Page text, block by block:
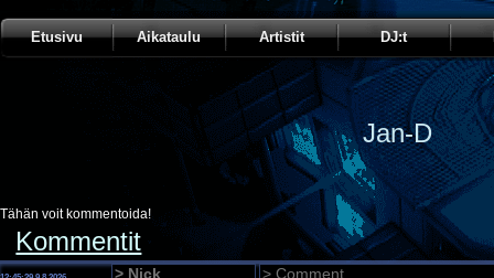
Etusivu Aikataulu Artistit DJ:t
Jan-D
Tähän voit kommentoida!
Kommentit